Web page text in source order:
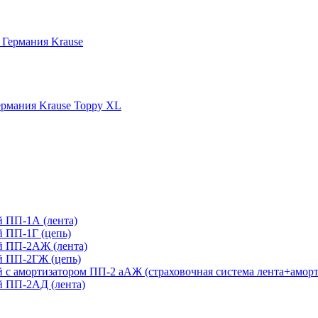
Krause
Krause Toppy XL
ПП-1А (лента)
ПП-1Г (цепь)
ПП-2АЖ (лента)
ПП-2ГЖ (цепь)
амортизатором ПП-2 аАЖ (страховочная система
ПП-2АД (лента)